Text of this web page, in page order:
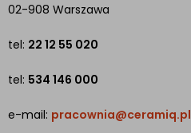
02-908 Warszawa
tel: 22 12 55 020
tel: 534 146 000
e-mail: pracownia@ceramiq.pl